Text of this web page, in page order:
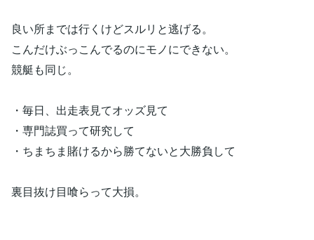
良い所までは行くけどスルリと逃げる。
こんだけぶっこんでるのにモノにできない。
競艇も同じ。
・毎日、出走表見てオッズ見て
・専門誌買って研究して
・ちまちま賭けるから勝てないと大勝負して
裏目抜け目喰らって大損。